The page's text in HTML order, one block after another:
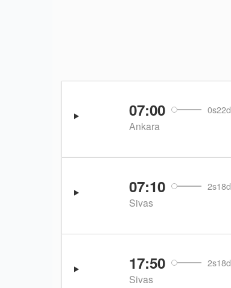
07:00 0s22d
Ankara
07:10 2s18d
Sivas
17:50 2s18d
Sivas